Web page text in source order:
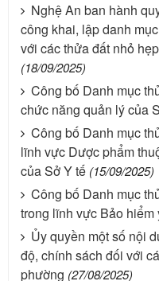
Nghệ An ban hành
công khai, lập danh
với các thửa đất nhỏ
(18/09/2025)
Công bố Danh mục
chức năng quản lý của
Công bố Danh mục
lĩnh vực Dược phẩm
của Sở Y tế (15/09/2025)
Công bố Danh mục
trong lĩnh vực Bảo hiểm
Ủy quyền một số nội
độ, chính sách đối với
phường (27/08/2025)